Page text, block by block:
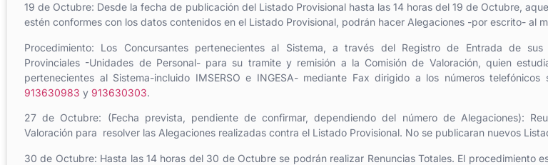
19 de Octubre: Desde la fecha de publicación del Listado Provisional hasta las 14 horas del 19 de Octubre,
estén conformes con los datos contenidos en el Listado Provisional, podrán hacer Alegaciones -por escrito- al
Procedimiento: Los Concursantes pertenecientes al Sistema, a través del Registro de Entrada de sus
Provinciales -Unidades de Personal-para su tramite y remisión a la Comisión de Valoración, quien
pertenecientes al Sistema-incluido IMSERSO e INGESA-mediante Fax dirigido a los números telefónicos
913630983 y 913630303.
27 de Octubre: (Fecha prevista, pendiente de confirmar, dependiendo del número de Alegaciones):
Valoración para resolver las Alegaciones realizadas contra el Listado Provisional. No se publicaran nuevos
30 de Octubre: Hasta las 14 horas del 30 de Octubre se podrán realizar Renuncias Totales. El procedimiento